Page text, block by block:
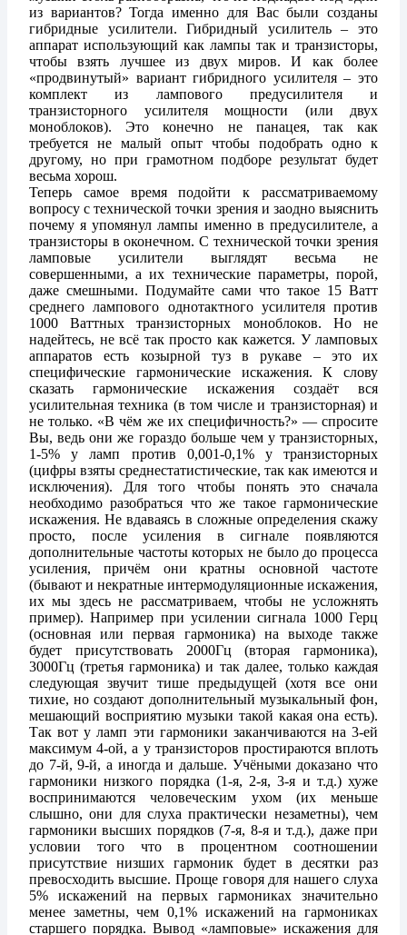
из вариантов? Тогда именно для Вас были созданы
гибридные усилители. Гибридный усилитель – это
аппарат использующий как лампы так и транзисторы,
чтобы взять лучшее из двух миров. И как более
«продвинутый» вариант гибридного усилителя – это
комплект из лампового предусилителя и
транзисторного усилителя мощности (или двух
моноблоков). Это конечно не панацея, так как
требуется не малый опыт чтобы подобрать одно к
другому, но при грамотном подборе результат будет
весьма хорош.
Теперь самое время подойти к рассматриваемому
вопросу с технической точки зрения и заодно выяснить
почему я упомянул лампы именно в предусилителе, а
транзисторы в оконечном. С технической точки зрения
ламповые усилители выглядят весьма не
совершенными, а их технические параметры, порой,
даже смешными. Подумайте сами что такое 15 Ватт
среднего лампового однотактного усилителя против
1000 Ваттных транзисторных моноблоков. Но не
надейтесь, не всё так просто как кажется. У ламповых
аппаратов есть козырной туз в рукаве – это их
специфические гармонические искажения. К слову
сказать гармонические искажения создаёт вся
усилительная техника (в том числе и транзисторная) и
не только. «В чём же их специфичность?» — спросите
Вы, ведь они же гораздо больше чем у транзисторных,
1-5% у ламп против 0,001-0,1% у транзисторных
(цифры взяты среднестатистические, так как имеются и
исключения). Для того чтобы понять это сначала
необходимо разобраться что же такое гармонические
искажения. Не вдаваясь в сложные определения скажу
просто, после усиления в сигнале появляются
дополнительные частоты которых не было до процесса
усиления, причём они кратны основной частоте
(бывают и некратные интермодуляционные искажения,
их мы здесь не рассматриваем, чтобы не усложнять
пример). Например при усилении сигнала 1000 Герц
(основная или первая гармоника) на выходе также
будет присутствовать 2000Гц (вторая гармоника),
3000Гц (третья гармоника) и так далее, только каждая
следующая звучит тише предыдущей (хотя все они
тихие, но создают дополнительный музыкальный фон,
мешающий восприятию музыки такой какая она есть).
Так вот у ламп эти гармоники заканчиваются на 3-ей
максимум 4-ой, а у транзисторов простираются вплоть
до 7-й, 9-й, а иногда и дальше. Учёными доказано что
гармоники низкого порядка (1-я, 2-я, 3-я и т.д.) хуже
воспринимаются человеческим ухом (их меньше
слышно, они для слуха практически незаметны), чем
гармоники высших порядков (7-я, 8-я и т.д.), даже при
условии того что в процентном соотношении
присутствие низших гармоник будет в десятки раз
превосходить высшие. Проще говоря для нашего слуха
5% искажений на первых гармониках значительно
менее заметны, чем 0,1% искажений на гармониках
старшего порядка. Вывод «ламповые» искажения для